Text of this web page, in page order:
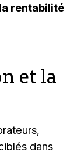
rentabilité
et la
dans